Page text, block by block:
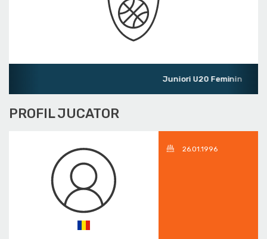
Juniori U20 Feminin
PROFIL JUCATOR
26.01.1996